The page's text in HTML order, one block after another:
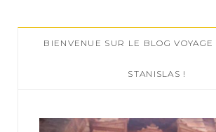
c
h
:
BIENVENUE SUR LE BLOG VOYAGE
STANISLAS !